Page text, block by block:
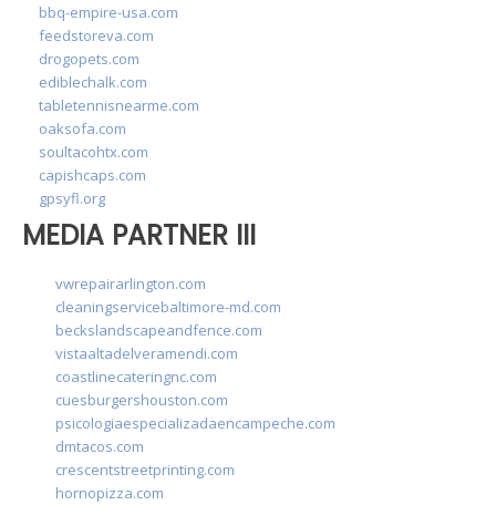
bbq-empire-usa.com
feedstoreva.com
drogopets.com
ediblechalk.com
tabletennisnearme.com
oaksofa.com
soultacohtx.com
capishcaps.com
gpsyfl.org
MEDIA PARTNER III
vwrepairarlington.com
cleaningservicebaltimore-md.com
beckslandscapeandfence.com
vistaaltadelveramendi.com
coastlinecateringnc.com
cuesburgershouston.com
psicologiaespecializadaencampeche.com
dmtacos.com
crescentstreetprinting.com
hornopizza.com